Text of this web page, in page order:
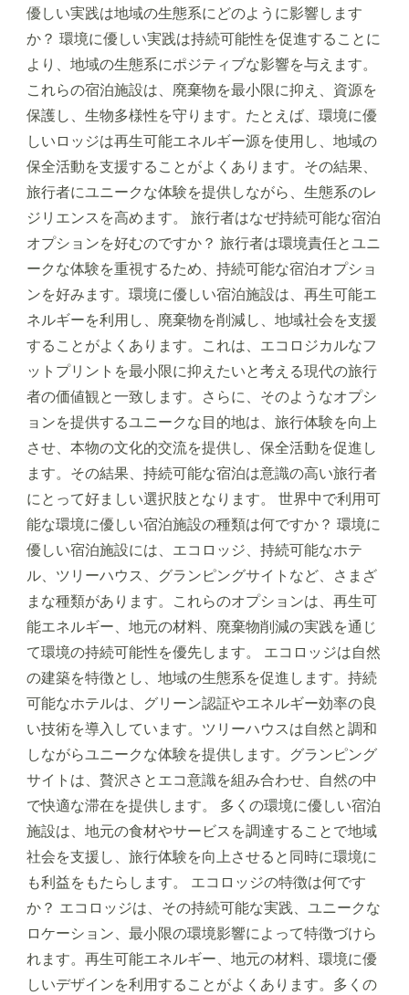
優しい実践は地域の生態系にどのように影響します
か？ 環境に優しい実践は持続可能性を促進することに
より、地域の生態系にポジティブな影響を与えます。
これらの宿泊施設は、廃棄物を最小限に抑え、資源を
保護し、生物多様性を守ります。たとえば、環境に優
しいロッジは再生可能エネルギー源を使用し、地域の
保全活動を支援することがよくあります。その結果、
旅行者にユニークな体験を提供しながら、生態系のレ
ジリエンスを高めます。 旅行者はなぜ持続可能な宿泊
オプションを好むのですか？ 旅行者は環境責任とユニ
ークな体験を重視するため、持続可能な宿泊オプショ
ンを好みます。環境に優しい宿泊施設は、再生可能エ
ネルギーを利用し、廃棄物を削減し、地域社会を支援
することがよくあります。これは、エコロジカルなフ
ットプリントを最小限に抑えたいと考える現代の旅行
者の価値観と一致します。さらに、そのようなオプシ
ョンを提供するユニークな目的地は、旅行体験を向上
させ、本物の文化的交流を提供し、保全活動を促進し
ます。その結果、持続可能な宿泊は意識の高い旅行者
にとって好ましい選択肢となります。 世界中で利用可
能な環境に優しい宿泊施設の種類は何ですか？ 環境に
優しい宿泊施設には、エコロッジ、持続可能なホテ
ル、ツリーハウス、グランピングサイトなど、さまざ
まな種類があります。これらのオプションは、再生可
能エネルギー、地元の材料、廃棄物削減の実践を通じ
て環境の持続可能性を優先します。 エコロッジは自然
の建築を特徴とし、地域の生態系を促進します。持続
可能なホテルは、グリーン認証やエネルギー効率の良
い技術を導入しています。ツリーハウスは自然と調和
しながらユニークな体験を提供します。グランピング
サイトは、贅沢さとエコ意識を組み合わせ、自然の中
で快適な滞在を提供します。 多くの環境に優しい宿泊
施設は、地元の食材やサービスを調達することで地域
社会を支援し、旅行体験を向上させると同時に環境に
も利益をもたらします。 エコロッジの特徴は何です
か？ エコロッジは、その持続可能な実践、ユニークな
ロケーション、最小限の環境影響によって特徴づけら
れます。再生可能エネルギー、地元の材料、環境に優
しいデザインを利用することがよくあります。多くの